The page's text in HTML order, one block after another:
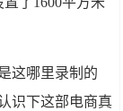
这哪里录制的
识下这部电商真